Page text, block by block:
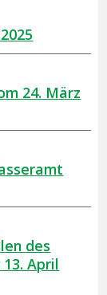
24. März
des
April